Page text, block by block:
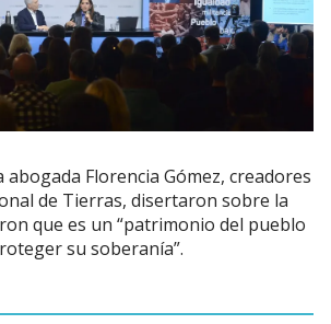
abogada Florencia Gómez, creadores
de Tierras, disertaron sobre la
que es un “patrimonio del pueblo
su soberanía”.